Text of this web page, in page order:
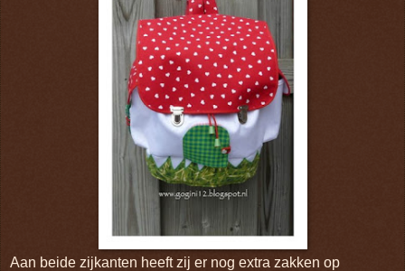
Aan beide zijkanten heeft zij er nog extra zakken op